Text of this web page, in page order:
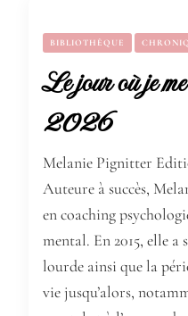
BIBLIOTHÈQUE
Le jour où je
2026
Melanie Pignitter
Auteure à succès,
en coaching
mental. En 2015, elle
lourde ainsi que la
vie jusqu’alors,